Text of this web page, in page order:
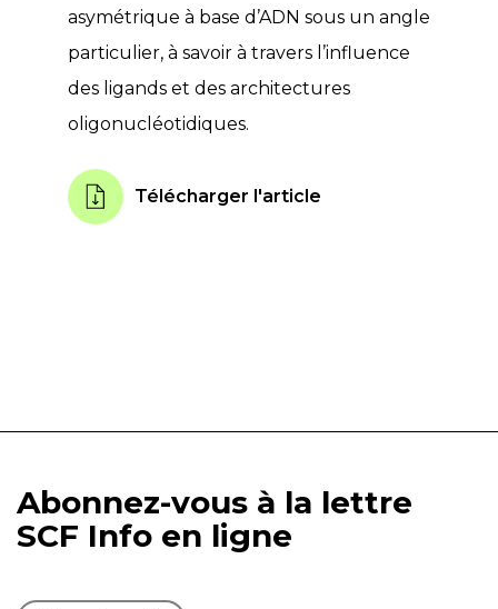
asymétrique à base d’ADN sous un angle
particulier, à savoir à travers l’influence
des ligands et des architectures
oligonucléotidiques.
Télécharger l'article
Abonnez-vous à la lettre
SCF Info en ligne